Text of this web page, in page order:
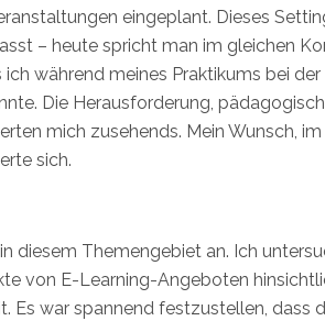
eingeplant. Dieses
– heute spricht man im gleichen
während meines Praktikums bei
Die Herausforderung,
mich zusehends. Mein Wunsch,
sich.
diesem Themengebiet an. Ich
von E-Learning-Angeboten
war spannend festzustellen, dass